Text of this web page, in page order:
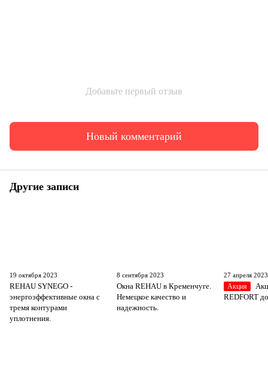
Добавьте первый отзыв
Новый комментарий
Другие записи
19 октября 2023
REHAU SYNEGO -
энергоэффективные окна с
тремя контурами
уплотнения.
8 сентября 2023
Окна REHAU в Кременчуге.
Немецкое качество и
надежность.
27 апреля 2023
Акция
REDFORT